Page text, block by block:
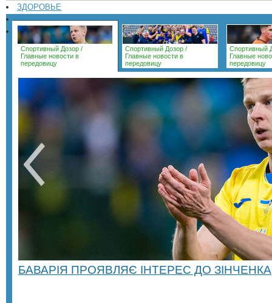
ЗДОРОВЬЕ
СпортМагазины
Архив
Спортивный Дозор /
Главные новости в
передовицу
Спортивный Дозор /
Главные новости в
передовицу
Спортивный
Главные
передовицу
БАВАРІЯ ПРОЯВЛЯЄ ІНТЕРЕС ДО ЗІНЧЕНКА